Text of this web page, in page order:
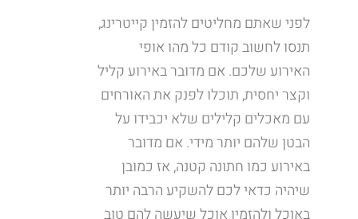
לפני שאתם מחליטים להזמין קייטרינג,
תנסו לחשוב קודם כל מהו אופי
האירוע שלכם. אם מדובר באירוע קליל
וקצר יחסית, תוכלו לפנק את האורחים
עם מאכלים קלילים שלא יכבידו על
הבטן שלהם יותר מידי. אם מדובר
באירוע כמו חתונה קטנה, אז כמובן
שיהיה כדאי לכם להשקיע הרבה יותר
באוכל ולהזמין אוכל שיעשה להם טוב